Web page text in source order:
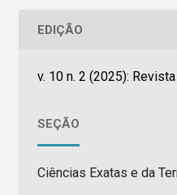
EDIÇÃO
v. 10 n. 2 (2025):
SEÇÃO
Ciências Exatas e da